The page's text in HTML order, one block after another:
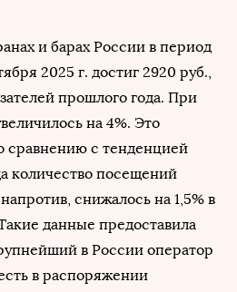
и барах России в период
2025 г. достиг 2920 руб.,
прошлого года. При
на 4%. Это
сравнению с тенденцией
количество посещений
снижалось на 1,5% в
данные предоставила
в России оператор
в распоряжении